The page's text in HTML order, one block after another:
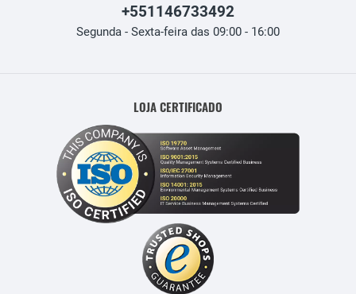
+551146733492
Segunda - Sexta-feira das 09:00 - 16:00
LOJA CERTIFICADO